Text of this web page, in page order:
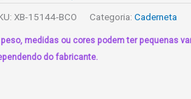
XB-15144-BCO Categoria:Caderneta
peso, medidas ou cores podem ter pequenas
do fabricante.